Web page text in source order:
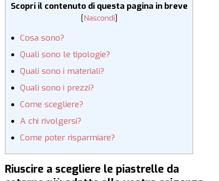
Scopri il contenuto di questa pagina in breve
[Nascondi]
Cosa sono?
Quali sono le tipologie?
Quali sono i materiali?
Quali sono i prezzi?
Come scegliere?
A chi rivolgersi?
Come poter risparmiare?
Riuscire a scegliere le piastrelle da